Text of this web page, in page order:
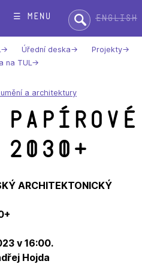
☰ menu Hledat:English
Úřední deska
Projekty
na TUL
a architektury
ARCHITEKTONICKÝ
v 16:00.
Hojda